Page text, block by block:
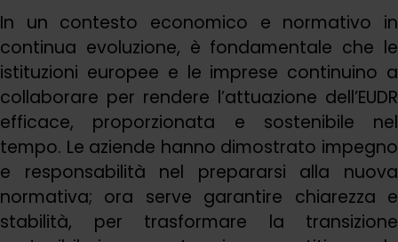
In un contesto economico e normativo in
continua evoluzione, è fondamentale che le
istituzioni europee e le imprese continuino a
collaborare per rendere l’attuazione dell’EUDR
efficace, proporzionata e sostenibile nel
tempo. Le aziende hanno dimostrato impegno
e responsabilità nel prepararsi alla nuova
normativa; ora serve garantire chiarezza e
stabilità, per trasformare la transizione